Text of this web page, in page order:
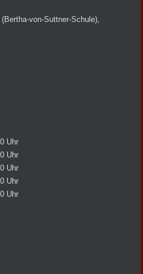
von-Suttner-Schule),
Uhr
Uhr
Uhr
Uhr
Uhr